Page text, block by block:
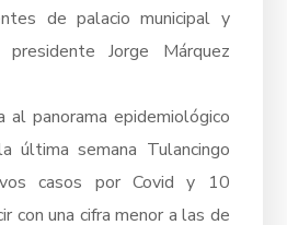
de palacio municipal y
Jorge Márquez
panorama epidemiológico
última semana Tulancingo
casos por Covid y 10
con una cifra menor a las de